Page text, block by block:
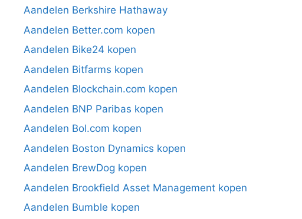
Aandelen Berkshire Hathaway
Aandelen Better.com kopen
Aandelen Bike24 kopen
Aandelen Bitfarms kopen
Aandelen Blockchain.com kopen
Aandelen BNP Paribas kopen
Aandelen Bol.com kopen
Aandelen Boston Dynamics kopen
Aandelen BrewDog kopen
Aandelen Brookfield Asset Management kopen
Aandelen Bumble kopen